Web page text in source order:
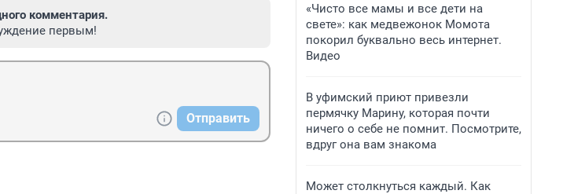
комментария.
первым!
Отправить
«Чисто все мамы и все дети на
свете»: как медвежонок Момота
покорил буквально весь интернет.
Видео
В уфимский приют привезли
пермячку Марину, которая почти
ничего о себе не помнит. Посмотрите,
вдруг она вам знакома
Может столкнуться каждый. Как